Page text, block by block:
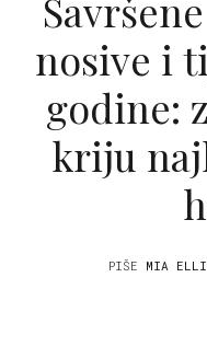
nosive i
godine:
kriju
PIŠE MIA